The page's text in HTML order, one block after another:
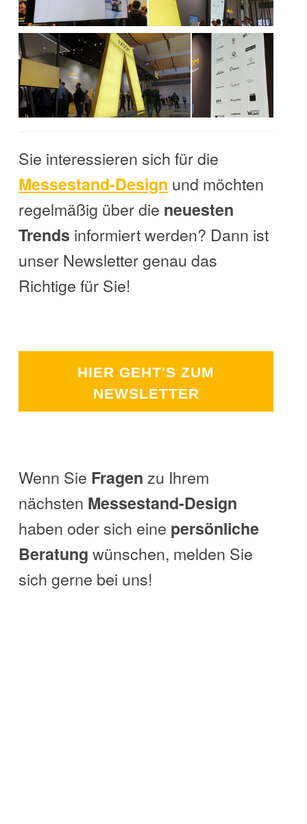
Sie interessieren sich für die
Messestand-Design und möchten
regelmäßig über die neuesten
Trends informiert werden? Dann ist
unser Newsletter genau das
Richtige für Sie!
HIER GEHT'S ZUM
NEWSLETTER
Wenn Sie Fragen zu Ihrem
nächsten Messestand-Design
haben oder sich eine persönliche
Beratung wünschen, melden Sie
sich gerne bei uns!